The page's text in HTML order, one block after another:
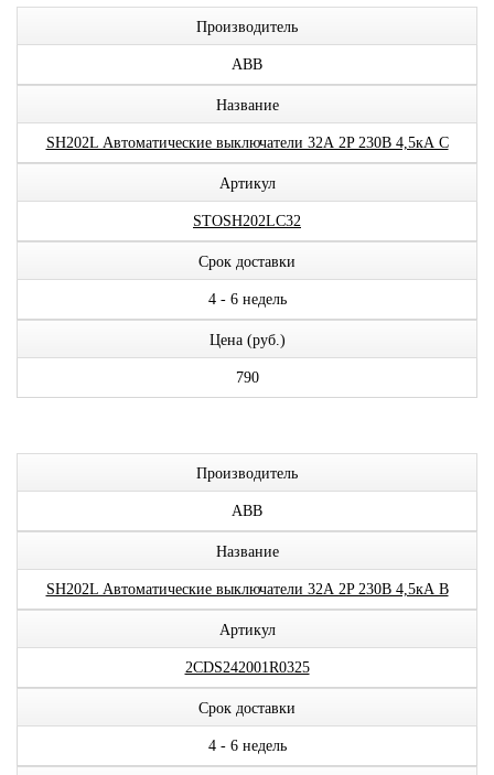
Производитель
ABB
Название
SH202L Автоматические выключатели 32А 2P 230В 4,5кА C
Артикул
STOSH202LC32
Срок доставки
4 - 6 недель
Цена (руб.)
790
Производитель
ABB
Название
SH202L Автоматические выключатели 32А 2P 230В 4,5кА B
Артикул
2CDS242001R0325
Срок доставки
4 - 6 недель